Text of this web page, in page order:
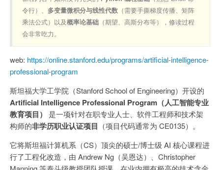
令行）、 多变量微积分与线性代数 （需要手撕梯度传播、矩阵
乘法公式）以及概率论基础 （期望、高斯分布等），修读过程
会非常吃力。
web: https://online.stanford.edu/programs/artificial-intelligence-
professional-program
斯坦福大学工学院（Stanford School of Engineering）开设的
Artificial Intelligence Professional Program（人工智能专业
教育项目）
是一项针对在职专业人士、软件工程师和技术架
构师的非学历职业认证项目 （项目代码通常为 CE0135）。
它将斯坦福计算机系（CS）顶尖的硕士/博士级 AI 核心课程进
行了工程化改造，由 Andrew Ng（吴恩达）、Christopher